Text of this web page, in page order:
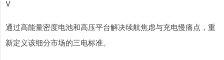
V
通过高能量密度电池和高压平台解决续航焦虑与充电慢痛点，重
新定义该细分市场的三电标准。